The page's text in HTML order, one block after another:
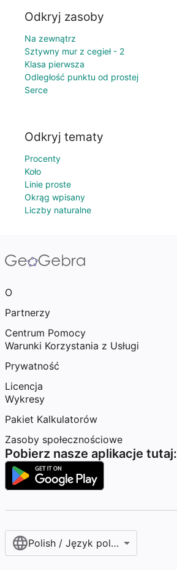
Odkryj zasoby
Na zewnątrz
Sztywny mur z cegieł - 2
Klasa pierwsza
Odległość punktu od prostej
Serce
Odkryj tematy
Procenty
Koło
Linie proste
Okrąg wpisany
Liczby naturalne
O
Partnerzy
Centrum Pomocy
Warunki Korzystania z Usługi
Prywatność
Licencja
Wykresy
Pakiet Kalkulatorów
Zasoby społecznościowe
Pobierz nasze aplikacje tutaj:
Polish / Język polski‎